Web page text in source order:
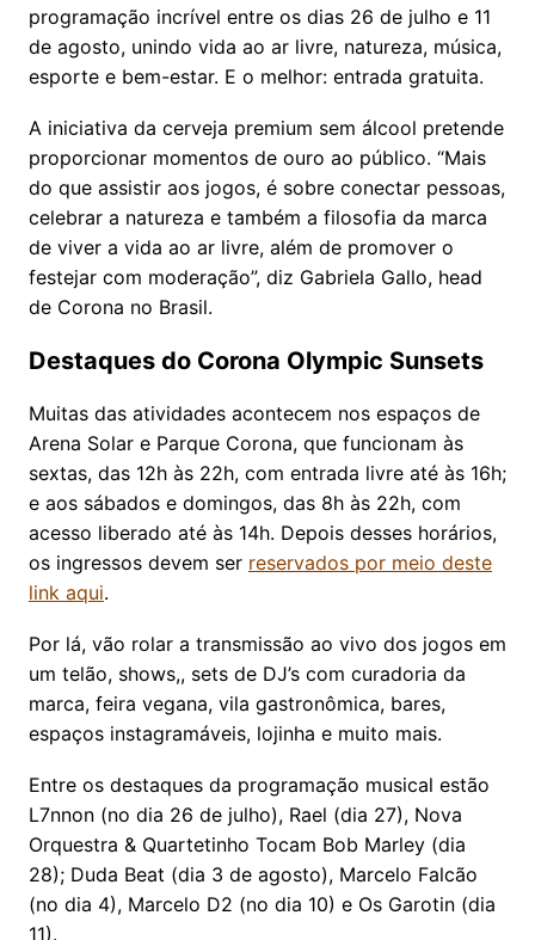
programação incrível entre os dias 26 de julho e 11
de agosto, unindo vida ao ar livre, natureza, música,
esporte e bem-estar. E o melhor: entrada gratuita.
A iniciativa da cerveja premium sem álcool pretende
proporcionar momentos de ouro ao público. “Mais
do que assistir aos jogos, é sobre conectar pessoas,
celebrar a natureza e também a filosofia da marca
de viver a vida ao ar livre, além de promover o
festejar com moderação”, diz Gabriela Gallo, head
de Corona no Brasil.
Destaques do Corona Olympic Sunsets
Muitas das atividades acontecem nos espaços de
Arena Solar e Parque Corona, que funcionam às
sextas, das 12h às 22h, com entrada livre até às 16h;
e aos sábados e domingos, das 8h às 22h, com
acesso liberado até às 14h. Depois desses horários,
os ingressos devem ser reservados por meio deste
link aqui.
Por lá, vão rolar a transmissão ao vivo dos jogos em
um telão, shows,, sets de DJ’s com curadoria da
marca, feira vegana, vila gastronômica, bares,
espaços instagramáveis, lojinha e muito mais.
Entre os destaques da programação musical estão
L7nnon (no dia 26 de julho), Rael (dia 27), Nova
Orquestra & Quartetinho Tocam Bob Marley (dia
28); Duda Beat (dia 3 de agosto), Marcelo Falcão
(no dia 4), Marcelo D2 (no dia 10) e Os Garotin (dia
11).